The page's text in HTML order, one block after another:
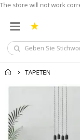
The store will not work
TAPETEN